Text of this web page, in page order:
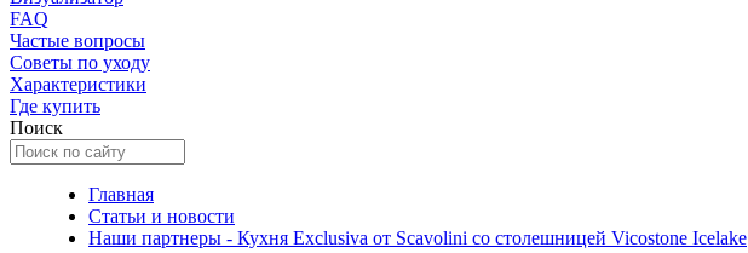
FAQ
Частые вопросы
Советы по уходу
Характеристики
Где купить
Поиск
Главная
Статьи и новости
Наши партнеры - Кухня Exclusiva от Scavolini со столешницей Vicostone Icelake